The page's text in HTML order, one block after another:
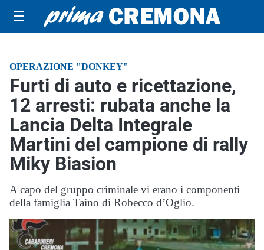
☰
OPERAZIONE "DONKEY"
Furti di auto e ricettazione,
12 arresti: rubata anche la
Lancia Delta Integrale
Martini del campione di rally
Miky Biasion
A capo del gruppo criminale vi erano i componenti
della famiglia Taino di Robecco d’Oglio.